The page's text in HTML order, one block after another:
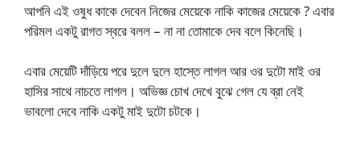
আপনি এই ওষুধ কাকে দেবেন নিজের মেয়েকে নাকি কাজের মেয়েকে ? এবার
পরিমল একটু রাগত স্বরে বলল – না না তোমাকে দেব বলে কিনেছি।
এবার মেয়েটি দাঁড়িয়ে পরে দুলে দুলে হাস্তে লাগল আর ওর দুটো মাই ওর
হাসির সাথে নাচতে লাগল। অভিজ্ঞ চোখ দেখে বুঝে গেল যে ব্রা নেই
ভাবলো দেবে নাকি একটু মাই দুটো চটকে।